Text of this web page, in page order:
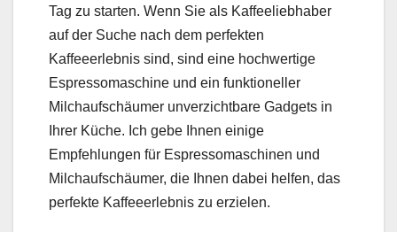
Tag zu starten. Wenn Sie als Kaffeeliebhaber
auf der Suche nach dem perfekten
Kaffeeerlebnis sind, sind eine hochwertige
Espressomaschine und ein funktioneller
Milchaufschäumer unverzichtbare Gadgets in
Ihrer Küche. Ich gebe Ihnen einige
Empfehlungen für Espressomaschinen und
Milchaufschäumer, die Ihnen dabei helfen, das
perfekte Kaffeeerlebnis zu erzielen.